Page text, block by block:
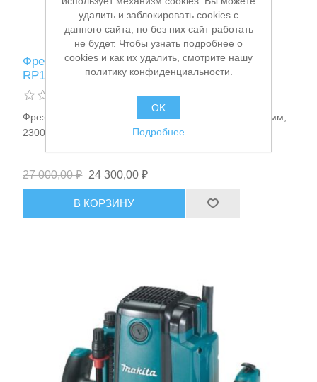
Фрезер вертикальный сетевой Makita
RP1802X02
Фрезер вертикальный сетевой 1850Вт, D=12мм, 0-70мм,
23000об/мин, 6.2кг Makita RP1802X02
27 000,00 ₽ 24 300,00 ₽
В КОРЗИНУ
удалить и заблокировать cookies с
данного сайта, но без них сайт работать
не будет. Чтобы узнать подробнее о
cookies и как их удалить, смотрите нашу
политику конфиденциальности.
OK
Подробнее